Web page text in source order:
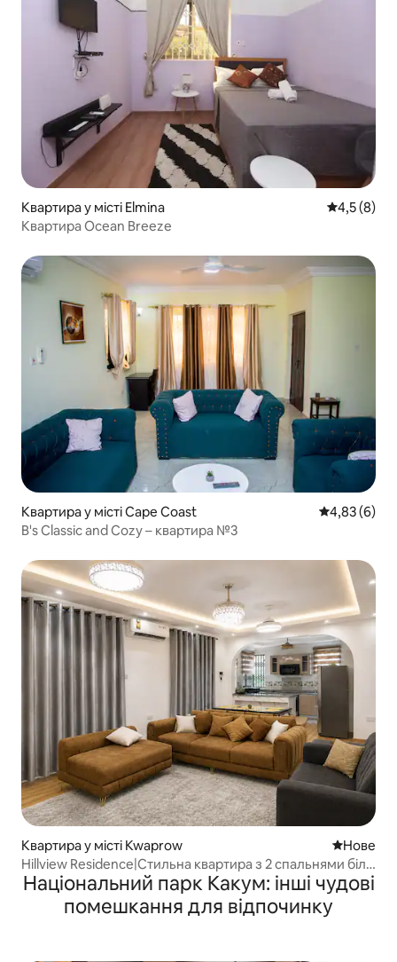
Квартира у місті Elmina Середня
4,5 (8)
Квартира Ocean Breeze
Квартира у місті Cape Coast Середня
4,83 (6)
B's Classic and Cozy – квартира №3
Квартира у місті Kwaprow Нове
Нове
Hillview Residence|Стильна квартира з 2 спальнями біля
UCC + дах
Національний парк Какум: інші чудові
помешкання для відпочинку